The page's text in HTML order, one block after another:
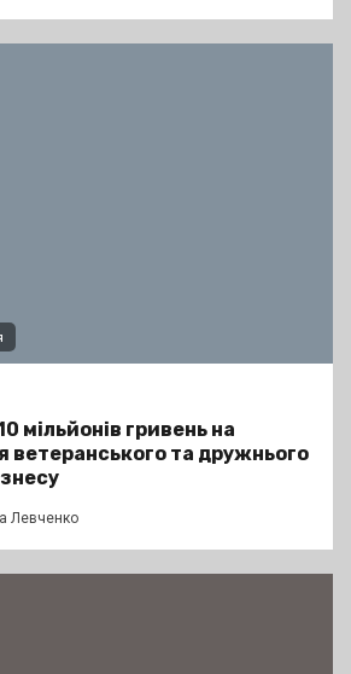
мільйонів гривень на
ветеранського та дружнього
Левченко